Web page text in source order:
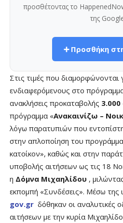
προσθέτοντας το
της
➕ Προσθήκη
Στις τιμές που διαμορφώνονται
ενδιαφερόμενους στο
ανακλήσεις προκαταβολής
πρόγραμμα «Ανακαινίζω –
λόγω παρατυπιών που
στην απλοποίηση του
κατοίκον», καθώς και στην
υποβολής αιτήσεων ως τις 18
η Δόμνα Μιχαηλίδου ,
εκπομπή «Συνδέσεις». Μέσω της
gov.gr δόθηκαν οι αναλυτικές
αιτήσεων με την κυρία